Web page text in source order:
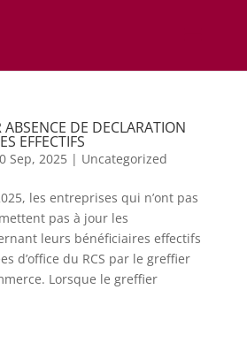
DE DECLARATION
EFFECTIFS
Sep, 2025| Uncategorized
les entreprises qui n’ont pas
pas à jour les
leurs bénéficiaires effectifs
d’office du RCS par le greffier
Lorsque le greffier